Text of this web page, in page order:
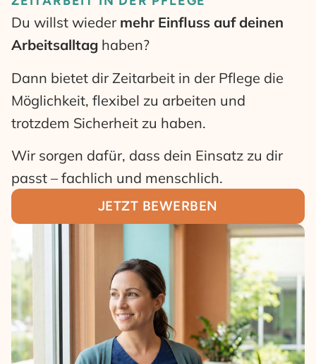
Du willst wieder mehr Einfluss auf deinen
Arbeitsalltag haben?
Dann bietet dir Zeitarbeit in der Pflege die
Möglichkeit, flexibel zu arbeiten und
trotzdem Sicherheit zu haben.
Wir sorgen dafür, dass dein Einsatz zu dir
passt – fachlich und menschlich.
JETZT BEWERBEN